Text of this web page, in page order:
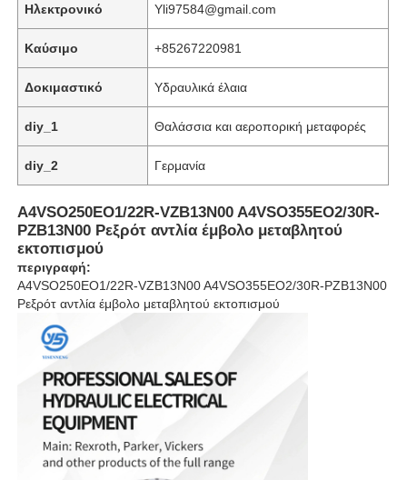
Σπίτι
Προϊόντα
Βίντεο
Σχετικά με εμάς
Επισκέψεις στο εργοστάσιο
Ποιοτικός έλεγχος
Επικοινωνήστε μαζί μας
Ηλεκτρονικό Yli97584@gmail.com
Καύσιμο +85267220981
Δοκιμαστικό Υδραυλικά έλαια
diy_1 Θαλάσσια και αεροπορική μεταφορές
diy_2 Γερμανία
Α4VSO250EO1/22R-VZB13N00 A4VSO355EO2/30R-
PZB13N00 Ρεξρότ αντλία έμβολο μεταβλητού
εκτοπισμού
περιγραφή:
Α4VSO250EO1/22R-VZB13N00 A4VSO355EO2/30R-PZB13N00
Ρεξρότ αντλία έμβολο μεταβλητού εκτοπισμού